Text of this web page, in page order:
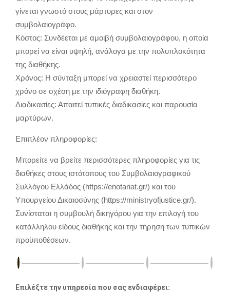
γίνεται γνωστό στους μάρτυρες και στον
συμβολαιογράφο.
Κόστος: Συνδέεται με αμοιβή συμβολαιογράφου, η οποία
μπορεί να είναι υψηλή, ανάλογα με την πολυπλοκότητα
της διαθήκης.
Χρόνος: Η σύνταξη μπορεί να χρειαστεί περισσότερο
χρόνο σε σχέση με την ιδιόγραφη διαθήκη.
Διαδικασίες: Απαιτεί τυπικές διαδικασίες και παρουσία
μαρτύρων.
Επιπλέον πληροφορίες:
Μπορείτε να βρείτε περισσότερες πληροφορίες για τις
διαθήκες στους ιστότοπους του Συμβολαιογραφικού
Συλλόγου Ελλάδος (https://enotariat.gr/) και του
Υπουργείου Δικαιοσύνης (https://ministryofjustice.gr/).
Συνίσταται η συμβουλή δικηγόρου για την επιλογή του
κατάλληλου είδους διαθήκης και την τήρηση των τυπικών
προϋποθέσεων.
Επιλέξτε την υπηρεσία που σας ενδιαφέρει: